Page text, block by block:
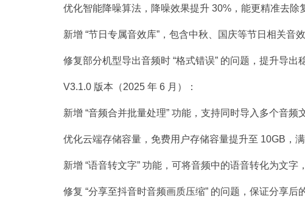
优化智能降噪算法，降噪效果提升 30%，能更精准去除
新增 “节日专属音效库”，包含中秋、国庆等节日相关音
修复部分机型导出音频时 “格式错误” 的问题，提升导出
V3.1.0 版本（2025 年 6 月）：​
新增 “音频合并批量处理” 功能，支持同时导入多个音频
优化云端存储容量，免费用户存储容量提升至 10GB，
新增 “语音转文字” 功能，可将音频中的语音转化为文
修复 “分享至抖音时音频画质压缩” 的问题，保证分享后